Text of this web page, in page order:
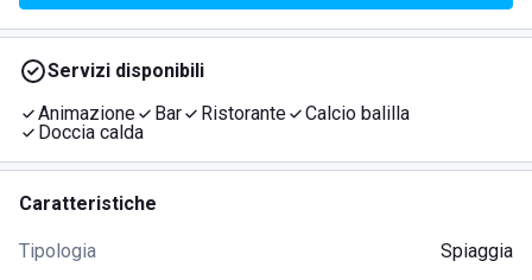
Servizi disponibili
Animazione
Bar Ristorante
Calcio balilla
Doccia calda
Caratteristiche
Tipologia Spiaggia